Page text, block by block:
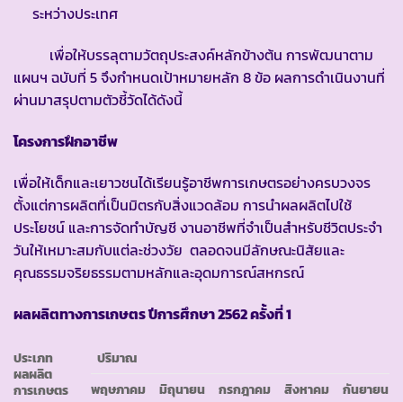
ระหว่างประเทศ
เพื่อให้บรรลุตามวัตถุประสงค์หลักข้างต้น การพัฒนาตาม
แผนฯ ฉบับที่ 5 จึงกำหนดเป้าหมายหลัก 8 ข้อ ผลการดำเนินงานที่
ผ่านมาสรุปตามตัวชี้วัดได้ดังนี้
โครงการฝึกอาชีพ
เพื่อให้เด็กและเยาวชนได้เรียนรู้อาชีพการเกษตรอย่างครบวงจร
ตั้งแต่การผลิตที่เป็นมิตรกับสิ่งแวดล้อม การนำผลผลิตไปใช้
ประโยชน์ และการจัดทำบัญชี งานอาชีพที่จำเป็นสำหรับชีวิตประจำ
วันให้เหมาะสมกับแต่ละช่วงวัย ตลอดจนมีลักษณะนิสัยและ
คุณธรรมจริยธรรมตามหลักและอุดมการณ์สหกรณ์
ผลผลิตทางการเกษตร ปีการศึกษา 2562 ครั้งที่ 1
ประเภท
ผลผลิต
การเกษตร
ปริมาณ
พฤษภาคม
มิถุนายน กรกฎาคม สิงหาคม
กันยายน